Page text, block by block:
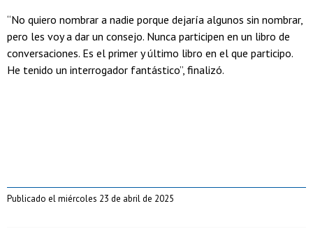
“No quiero nombrar a nadie porque dejaría algunos sin nombrar,
pero les voy a dar un consejo. Nunca participen en un libro de
conversaciones. Es el primer y último libro en el que participo.
He tenido un interrogador fantástico”, finalizó.
Publicado el miércoles 23 de abril de 2025